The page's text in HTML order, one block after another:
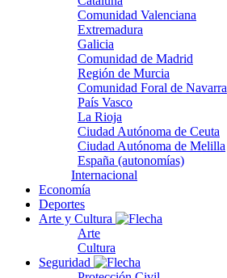
Comunidad Valenciana
Extremadura
Galicia
Comunidad de Madrid
Región de Murcia
Comunidad Foral de Navarra
País Vasco
La Rioja
Ciudad Autónoma de Ceuta
Ciudad Autónoma de Melilla
España (autonomías)
Internacional
Economía
Deportes
Arte y Cultura
Arte
Cultura
Seguridad